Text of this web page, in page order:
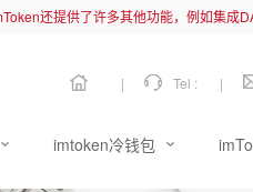
还提供了许多其他功能，例如集成
|
Tel : |
imtoken冷钱包